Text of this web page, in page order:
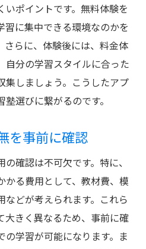
いポイントです。無料体験を
習に集中できる環境なのかを
さらに、体験後には、料金体
自分の学習スタイルに合った
集しましょう。こうしたアプ
選びに繋がるのです。
を事前に確認
確認は不可欠です。特に、
かる費用として、教材費、模
などが考えられます。これら
大きく異なるため、事前に確
の学習が可能になります。ま